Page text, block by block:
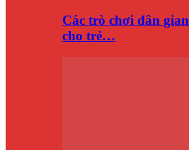
Các trò chơi dân
cho trẻ…